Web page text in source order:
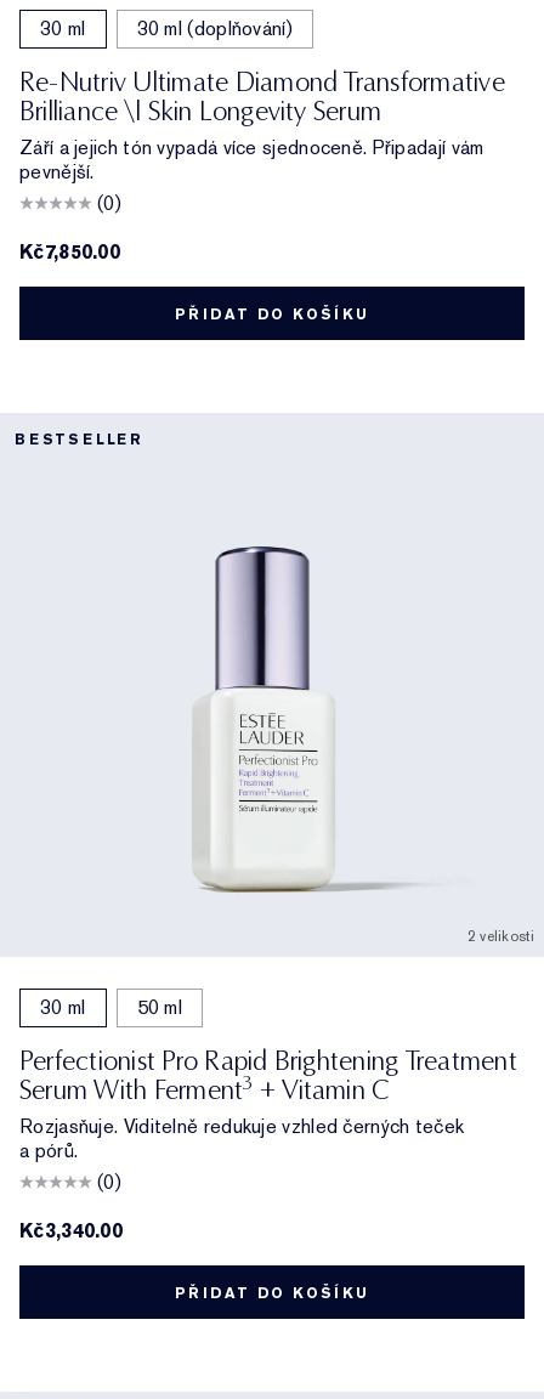
30 ml 30 ml (doplňování)
Re-Nutriv Ultimate Diamond Transformative
Brilliance \| Skin Longevity Serum
Září a jejich tón vypadá více sjednoceně. Připadají vám
pevnější.
(0)
Kč7,850.00
PŘIDAT DO KOŠÍKU
BESTSELLER
2 velikosti
30 ml 50 ml
Perfectionist Pro Rapid Brightening Treatment
Serum With Ferment3 + Vitamin C
Rozjasňuje. Viditelně redukuje vzhled černých teček
a pórů.
(0)
Kč3,340.00
PŘIDAT DO KOŠÍKU